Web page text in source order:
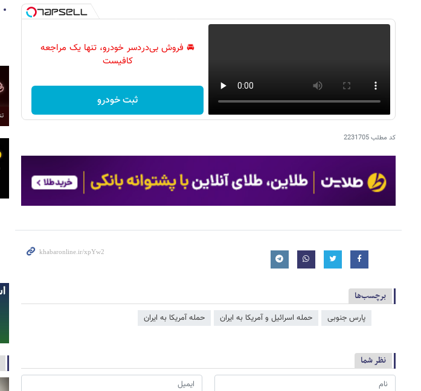
🚘 فروش بی‌دردسر خودرو، تنها یک مراجعه
کافیست
ثبت خودرو
کد مطلب2231705
برچسب‌ها
پارس جنوبی حمله اسرائیل و آمریکا به ایران حمله آمریکا به ایران
نظر شما